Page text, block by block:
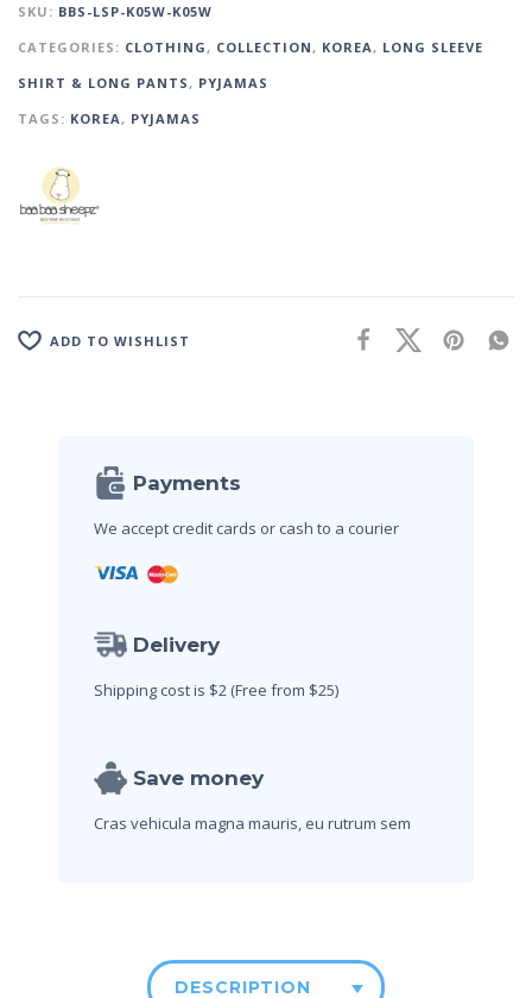
SKU: BBS-LSP-K05W-K05W
CATEGORIES: CLOTHING , COLLECTION , KOREA , LONG SLEEVE
SHIRT & LONG PANTS , PYJAMAS
TAGS: KOREA , PYJAMAS
ADD TO WISHLIST
Payments
We accept credit cards or cash to a courier
Delivery
Shipping cost is $2 (Free from $25)
Save money
Cras vehicula magna mauris, eu rutrum sem
DESCRIPTION